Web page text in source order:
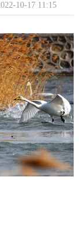
10-17 11:15